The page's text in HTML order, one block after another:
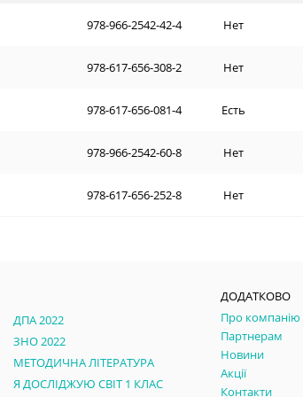
978-966-2542-42-4 Нет
978-617-656-308-2 Нет
978-617-656-081-4 Есть
978-966-2542-60-8 Нет
978-617-656-252-8 Нет
ДПА 2022
ЗНО 2022
МЕТОДИЧНА ЛІТЕРАТУРА
Я ДОСЛІДЖУЮ СВІТ 1 КЛАС
ДОДАТКОВО
Про компанію
Партнерам
Новини
Акції
Контакти